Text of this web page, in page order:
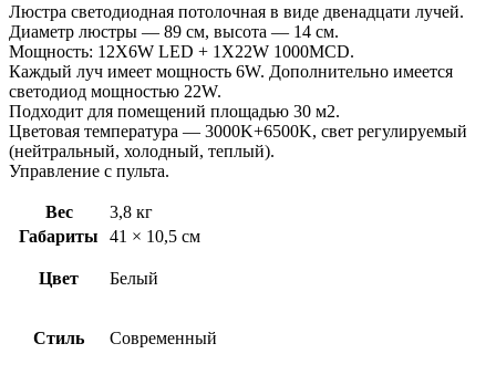
Люстра светодиодная потолочная в виде двенадцати лучей.
Диаметр люстры — 89 см, высота — 14 см.
Мощность: 12X6W LED + 1X22W 1000MCD.
Каждый луч имеет мощность 6W. Дополнительно имеется
светодиод мощностью 22W.
Подходит для помещений площадью 30 м2.
Цветовая температура — 3000K+6500K, свет регулируемый
(нейтральный, холодный, теплый).
Управление с пульта.
Вес
3,8 кг
Габариты
41 × 10,5 см
Цвет Белый
Стиль Современный